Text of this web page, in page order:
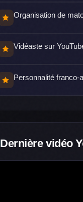
Organisation de
Vidéaste sur
Personnalité franco-
Dernière vidéo